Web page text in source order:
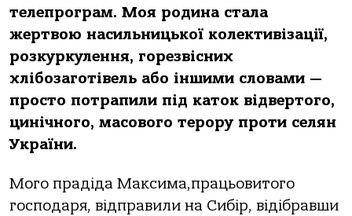
телепрограм. Моя родина стала
жертвою насильницької колективізації,
розкуркулення, горезвісних
хлібозаготівель або іншими словами —
просто потрапили під каток відвертого,
цинічного, масового терору проти селян
України.
Мого прадіда Максима,працьовитого
господаря, відправили на Сибір, відібравши